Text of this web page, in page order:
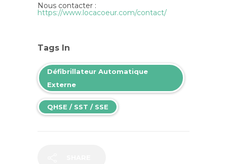
Nous contacter :
https://www.locacoeur.com/contact/
Tags In
Défibrillateur Automatique
Externe
QHSE / SST / SSE